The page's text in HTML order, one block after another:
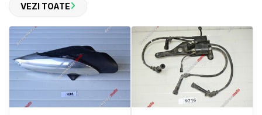
VEZI TOATE